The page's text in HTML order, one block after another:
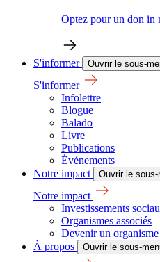
Optez pour un don in
S'informer Ouvrir le sous-
S'informer
Infolettre
Blogue
Balado
Livre
Publications
Événements
Notre impact
Ouvrir le
Notre impact
Investissements
Organismes associés
Devenir un
À propos
Ouvrir le sous-